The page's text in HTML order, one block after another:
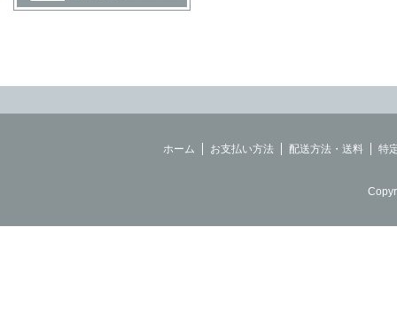
ホーム お支払い方法 配送方法・送料 特